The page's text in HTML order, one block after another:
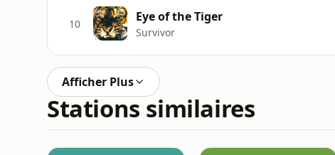
10 Eye of the Tiger
Survivor
Afficher Plus
Stations similaires